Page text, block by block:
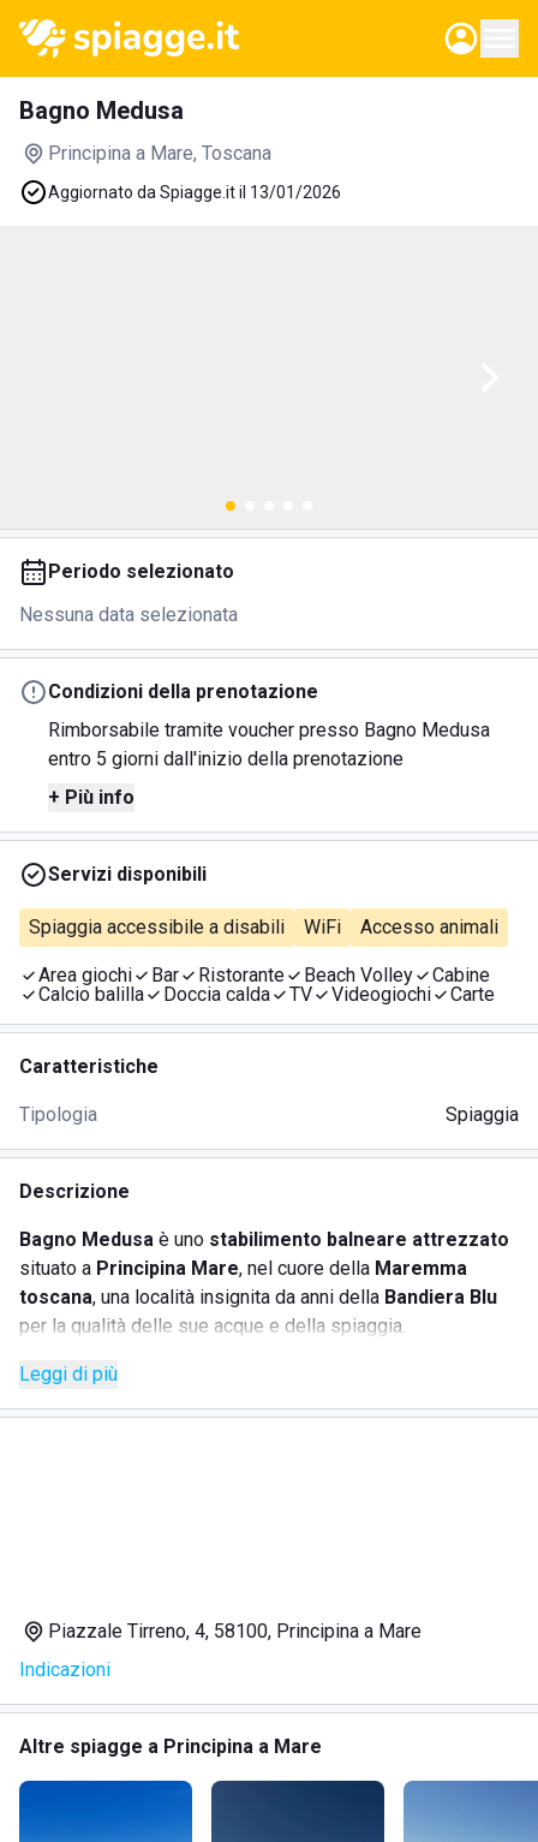
Bagno Medusa
Principina a Mare, Toscana
Aggiornato da Spiagge.it il 13/01/2026
Periodo selezionato
Nessuna data selezionata
Condizioni della prenotazione
Rimborsabile tramite voucher presso Bagno Medusa
entro 5 giorni dall'inizio della prenotazione
+ Più info
Servizi disponibili
Spiaggia accessibile a disabili WiFi Accesso animali
Area giochi Bar Ristorante Beach Volley
Cabine
Calcio balilla
Doccia calda TV Videogiochi Carte
Caratteristiche
Tipologia Spiaggia
Descrizione
Bagno Medusa è uno stabilimento balneare attrezzato
situato a Principina Mare, nel cuore della Maremma
toscana, una località insignita da anni della Bandiera Blu
per la qualità delle sue acque e della spiaggia.
momenti di relax, immersi in una cornice naturale
suggestiva, ideale soprattutto al tramonto. Grazie
Barcon bevande e snack per ogni momento della
giornata;
Ristorantecon piatti tipici e vista mare;
vacanza;
Area giochi per bambini, per il divertimento dei più
Leggi di più
Piazzale Tirreno, 4, 58100, Principina a Mare
Indicazioni
Altre spiagge a Principina a Mare